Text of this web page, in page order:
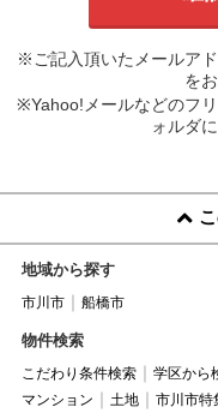
※ご記入頂いたメールア
を
※Yahoo!メールなどのフ
ォルダ
地域から探す
市川市 船橋市
物件検索
こだわり条件検索 学区から
マンション
土地 市川市特